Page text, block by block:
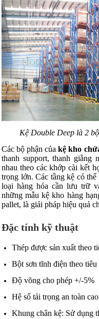
Kệ Double Deep là 2
Các bộ phận củakệ kho
thanh support, thanh
nhau theo các khớp cài kết
trọng lớn. Các tầng kệ có
loại hàng hóa cần lưu trữ
những mẫu kệ kho hàng
pallet, là giải pháp hiệu quả
Đặc tính kỹ thuật
Thép được sản xuất theo
Bột sơn tĩnh điện theo
Độ võng cho phép +/-5%
Hệ số tải trọng an toàn
Khung chân kệ: Sử dụng